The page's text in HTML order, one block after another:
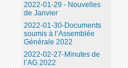
2022-01-29 - Nouvelles
de Janvier
2022-01-30-Documents
soumis à l’Assemblée
Générale 2022
2022-02-27-Minutes de
l’AG 2022